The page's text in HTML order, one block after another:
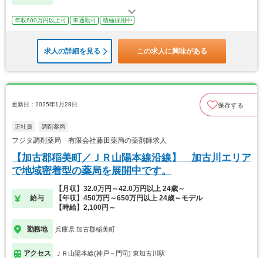
年収600万円以上可 車通勤可 積極採用中
求人の詳細を見る この求人に興味がある
更新日：2025年1月28日 保存する
正社員 調剤薬局
フジタ調剤薬局 有限会社藤田薬局の薬剤師求人
【加古郡稲美町／ＪＲ山陽本線沿線】 加古川エリア
で地域密着型の薬局を展開中です。
給与
【月収】32.0万円～42.0万円以上 24歳～
【年収】450万円～650万円以上 24歳～モデル
【時給】2,100円～
勤務地 兵庫県 加古郡稲美町
アクセス ＪＲ山陽本線(神戸－門司) 東加古川駅